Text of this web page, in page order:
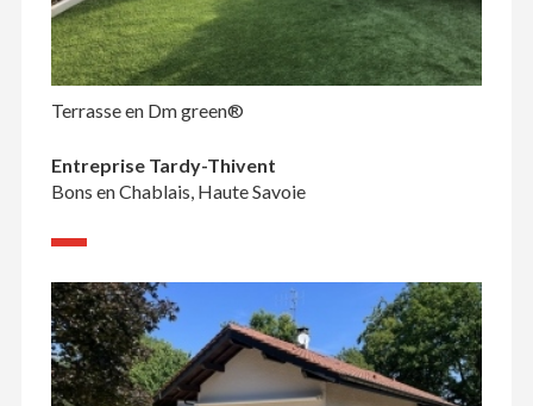
Terrasse en Dm green®
Entreprise Tardy-Thivent
Bons en Chablais, Haute Savoie